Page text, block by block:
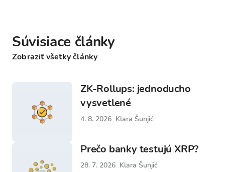
Súvisiace články
Zobraziť všetky články
ZK-Rollups: jednoducho
vysvetlené
4. 8. 2026 Klara Šunjić
Prečo banky testujú XRP?
28. 7. 2026 Klara Šunjić